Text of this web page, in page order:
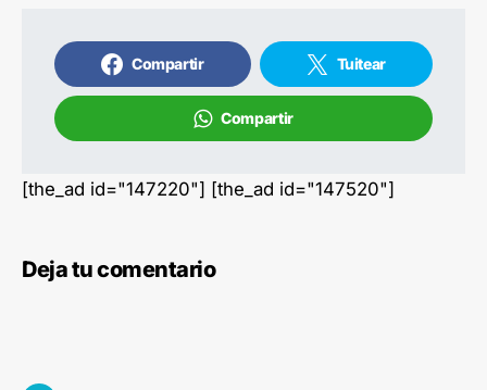
Compartir Tuitear
Compartir
[the_ad id="147220"] [the_ad id="147520"]
Deja tu comentario